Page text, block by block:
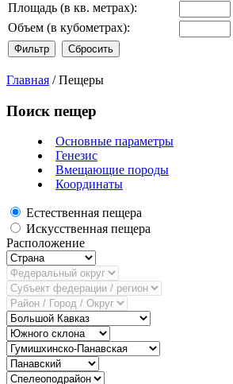
Площадь (в кв. метрах):
Объем (в кубометрах):
Главная / Пещеры
Поиск пещер
Основные параметры
Генезис
Вмещающие породы
Координаты
Естественная пещера
Искусственная пещера
Расположение